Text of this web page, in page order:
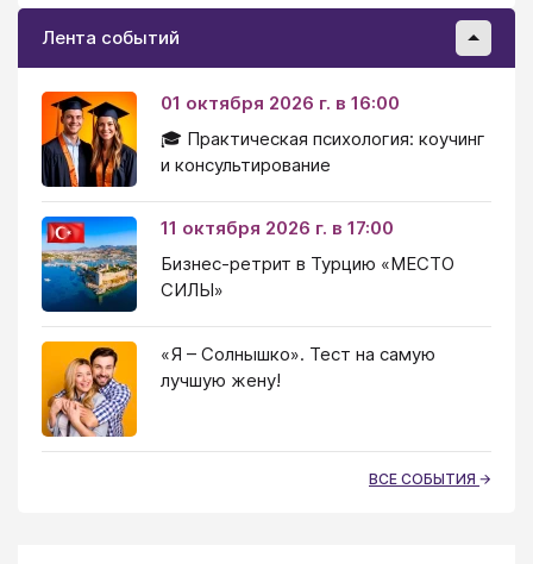
Лента событий
01 октября 2026 г. в 16:00
🎓 Практическая психология: коучинг
и консультирование
11 октября 2026 г. в 17:00
Бизнес-ретрит в Турцию «МЕСТО
СИЛЫ»
«Я – Солнышко». Тест на самую
лучшую жену!
ВСЕ СОБЫТИЯ